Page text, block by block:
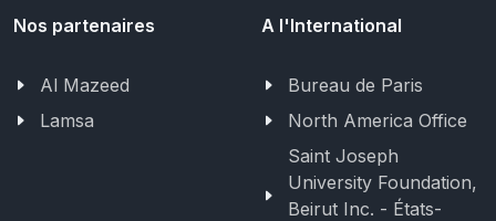
Nos partenaires
Al Mazeed
Lamsa
A l'International
Bureau de Paris
North America Office
Saint Joseph
University Foundation,
Beirut Inc. - États-